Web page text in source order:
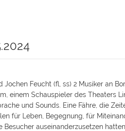
Feucht (fl, ss) 2 Musiker an
einem Schauspieler des Theaters
und Sounds. Eine Fähre, die
für Leben, Begegnung, für
auseinanderzusetzen